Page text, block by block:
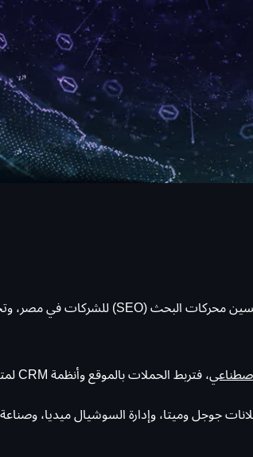
، فتربط الحملات بالموقع وأنظمة CRM لمتابعة كل عميل محتمل بدلاً من إنفاق إعلاني بلا قياس.